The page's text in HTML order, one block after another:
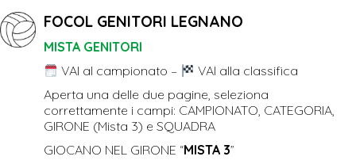
FOCOL GENITORI LEGNANO
MISTA GENITORI
VAI al campionato –
VAI alla classifica
Aperta una delle due pagine, seleziona
correttamente i campi: CAMPIONATO, CATEGORIA,
GIRONE (Mista 3) e SQUADRA
GIOCANO NEL GIRONE “MISTA 3”